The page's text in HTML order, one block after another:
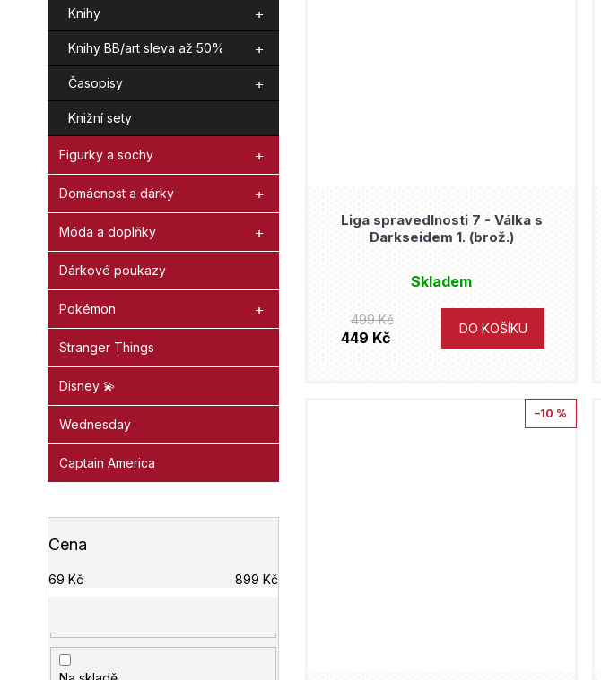
Knihy
Knihy BB/art sleva až 50%
Časopisy
Knižní sety
Figurky a sochy
Domácnost a dárky
Móda a doplňky
Dárkové poukazy
Pokémon
Stranger Things
Disney 💫
Wednesday
Captain America
Cena
69 Kč 899 Kč
Liga spravedlnosti 7 - Válka s
Darkseidem 1. (brož.)
Skladem
499 Kč
449 Kč
DO KOŠÍKU
–10 %